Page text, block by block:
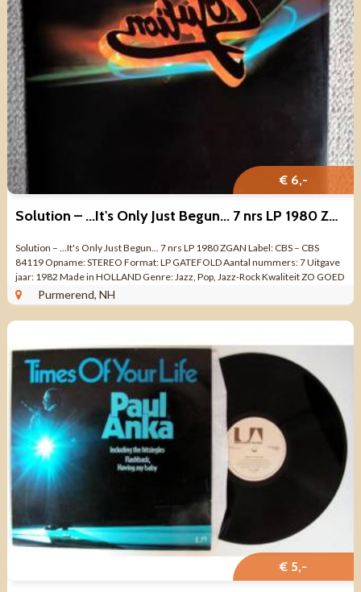
€ 6,-
Solution – ...It's Only Just Begun... 7 nrs LP 1980 ZGAN
Solution – ...It's Only Just Begun... 7 nrs LP 1980 ZGAN Label: CBS – CBS
84119 Opname: STEREO Format: LP GATEFOLD Aantal nummers: 7 Uitgave
jaar: 1982 Made in HOLLAND Genre: Jazz, Pop, Jazz-Rock Kwaliteit ZO GOED
...
Purmerend, NH
€ 5,-